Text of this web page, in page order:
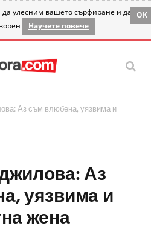
улесним вашето сърфиране и да
Научете повече
OK
Аз съм влюбена, уязвима и
Аз
уязвима и
жена